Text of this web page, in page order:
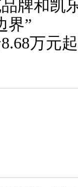
牌和凯
界”
万元